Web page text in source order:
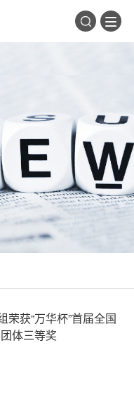
获“万华杯”首届全国
体三等奖